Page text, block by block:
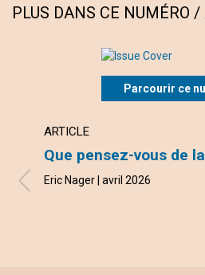
PLUS DANS CE NUMÉRO
Parcourir ce
ARTICLE
Que pensez-vous de
Eric Nager | avril 2026